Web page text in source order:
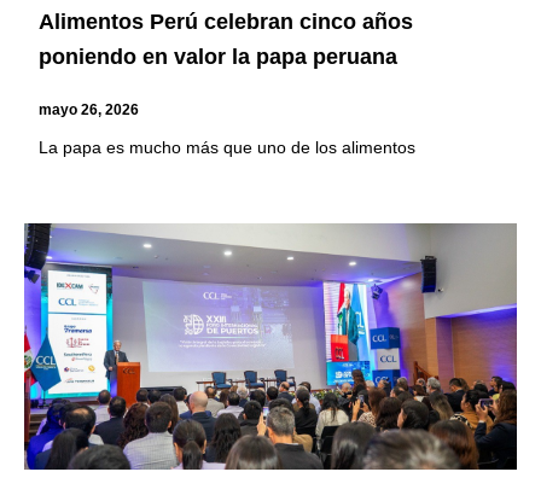
Alimentos Perú celebran cinco años
poniendo en valor la papa peruana
mayo 26, 2026
La papa es mucho más que uno de los alimentos